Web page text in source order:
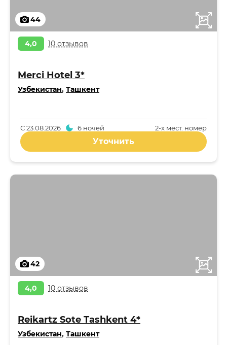
44
4,0 10 отзывов
Merci Hotel 3*
Узбекистан, Ташкент
2-x мест. номер
С23.08.2026 6 ночей
Уточнить
42
4,0 10 отзывов
Reikartz Sote Tashkent 4*
Узбекистан, Ташкент